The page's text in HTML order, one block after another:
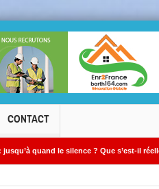
CONTACT
? Que s’est-il réellement passé ?